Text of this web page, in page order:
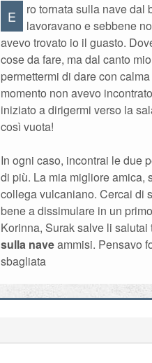
E
ro tornata sulla nave dal
lavoravano e sebbene
avevo trovato io il guasto.
cose da fare, ma dal canto
permettermi di dare con
momento non avevo
iniziato a dirigermi verso la
così vuota!
In ogni caso, incontrai le due
di più. La mia migliore amica,
collega vulcaniano. Cercai di
bene a dissimulare in un
Korinna, Surak salve li salutai
sulla naveammisi. Pensavo
sbagliata